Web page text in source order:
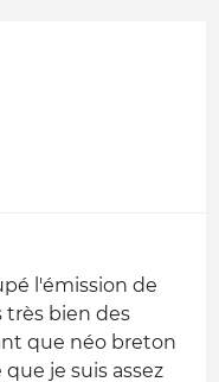
l'émission de
très bien des
que néo breton
je suis assez